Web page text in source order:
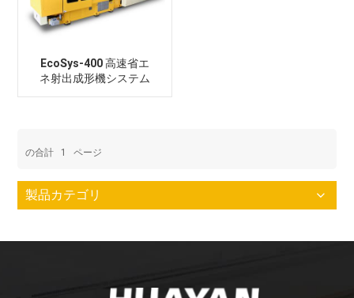
EcoSys-400 高速省エ
ネ射出成形機システム
の合計 1 ページ
製品カテゴリ